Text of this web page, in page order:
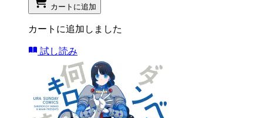
カートに追加
カートに追加しました
試し読み